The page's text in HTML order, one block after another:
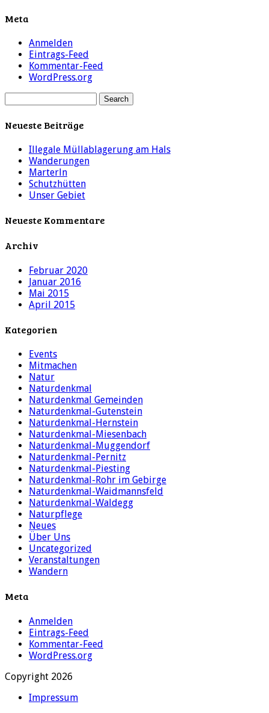
Meta
Anmelden
Eintrags-Feed
Kommentar-Feed
WordPress.org
Neueste Beiträge
Illegale Müllablagerung am Hals
Wanderungen
Marterln
Schutzhütten
Unser Gebiet
Neueste Kommentare
Archiv
Februar 2020
Januar 2016
Mai 2015
April 2015
Kategorien
Events
Mitmachen
Natur
Naturdenkmal
Naturdenkmal Gemeinden
Naturdenkmal-Gutenstein
Naturdenkmal-Hernstein
Naturdenkmal-Miesenbach
Naturdenkmal-Muggendorf
Naturdenkmal-Pernitz
Naturdenkmal-Piesting
Naturdenkmal-Rohr im Gebirge
Naturdenkmal-Waidmannsfeld
Naturdenkmal-Waldegg
Naturpflege
Neues
Über Uns
Uncategorized
Veranstaltungen
Wandern
Meta
Anmelden
Eintrags-Feed
Kommentar-Feed
WordPress.org
Copyright 2026
Impressum